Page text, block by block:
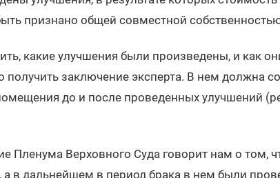
признано общей совместной
какие улучшения были произведены, и как
получить заключение эксперта. В нем должна
до и после проведенных улучшений
Пленума Верховного Суда говорит нам о том,
а в дальнейшем в период брака в нем были